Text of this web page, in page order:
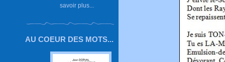
savoir plus...
AU COEUR DES MOTS...